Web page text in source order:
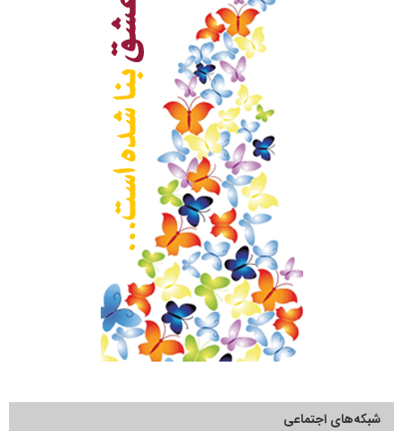
شبکه‌های اجتماعی